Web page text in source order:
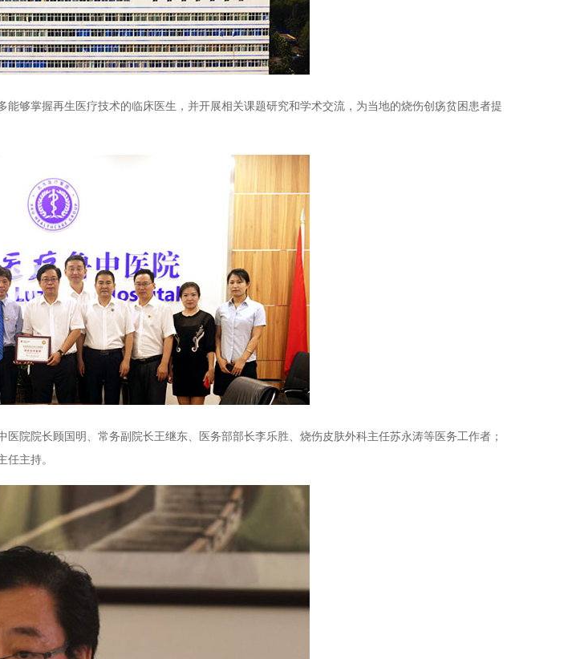
掌握再生医疗技术的临床医生，并开展相关课题研究和学术交流，为当地的烧伤创疡贫困患者提
院长顾国明、常务副院长王继东、医务部部长李乐胜、烧伤皮肤外科主任苏永涛等医务工作者；
主持。